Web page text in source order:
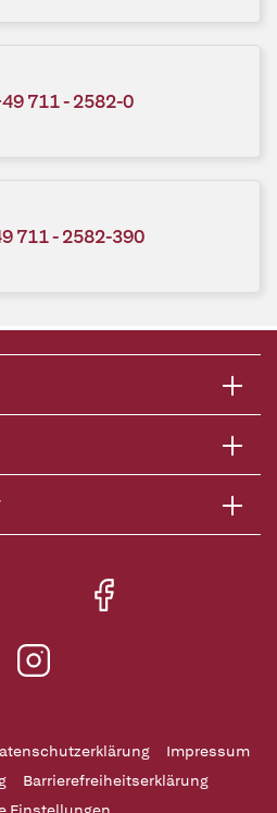
711 - 2582-0
711 - 2582-390
Impressum
Barrierefreiheitserklärung